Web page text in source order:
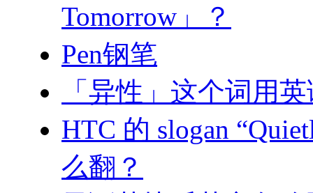
Tomorrow」？
Pen钢笔
「异性」这个词用
HTC 的 slogan
么翻？